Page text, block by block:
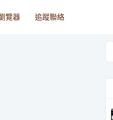
覽器 追蹤聯絡